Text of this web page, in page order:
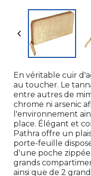

En véritable cuir
au toucher. Le
entre autres de
chrome ni arsenic
l'environnement
place. Élégant et
Pathra offre un
porte-feuille
d'une poche
grands
ainsi que de 2